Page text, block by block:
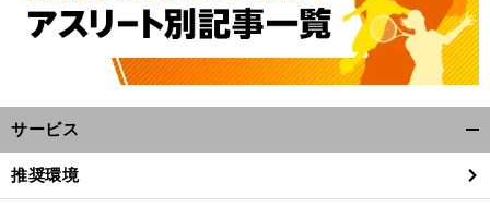
サービス
閉
推奨環境